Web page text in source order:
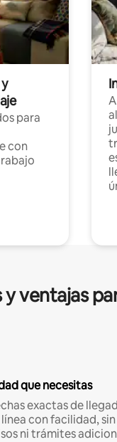
para
con
ventajas
que necesitas
exactas de
línea con facilidad, sin
ni trámites